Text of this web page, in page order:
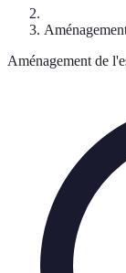
Aménagement de